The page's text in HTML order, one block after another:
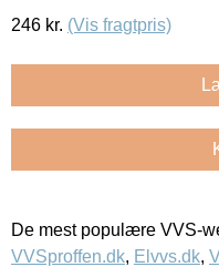
246 kr. (Vis fragtpris)
De mest populære VVS-
VVSproffen.dk, Elvvs.dk,